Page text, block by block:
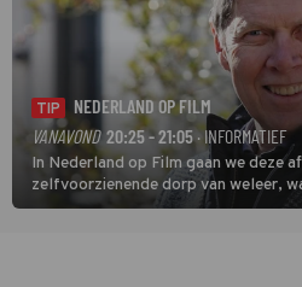
TIP
NEDERLAND OP FILM
VANAVOND 20:25 - 21:05· INFORMATIEF
In Nederland op Film gaan we deze
zelfvoorzienende dorp van weleer,
Daniëls de kijkers meeneemt op reis